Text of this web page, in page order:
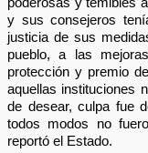
y sus consejeros
justicia de sus
pueblo, a las
protección y premio
aquellas instituciones
de desear, culpa fue
todos modos no
reportó el Estado.